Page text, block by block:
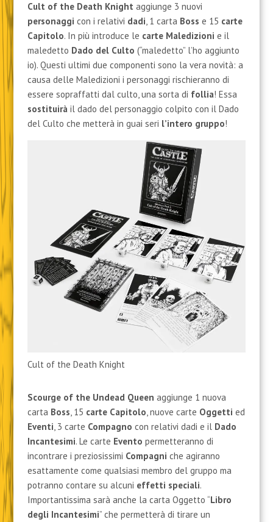
Cult of the Death Knight aggiunge 3 nuovi
personaggi con i relativi dadi, 1 carta Boss e 15 carte
Capitolo. In più introduce le carte Maledizioni e il
maledetto Dado del Culto (“maledetto” l’ho aggiunto
io). Questi ultimi due componenti sono la vera novità: a
causa delle Maledizioni i personaggi rischieranno di
essere sopraffatti dal culto, una sorta di follia! Essa
sostituiràil dado del personaggio colpito con il Dado
del Culto che metterà in guai seri l’intero gruppo!
Cult of the Death Knight
Scourge of the Undead Queen aggiunge 1 nuova
carta Boss , 15 carte Capitolo , nuove carte Oggetti ed
Eventi , 3 carte Compagno con relativi dadi e il Dado
Incantesimi. Le carte Evento permetteranno di
incontrare i preziosissimi Compagni che agiranno
esattamente come qualsiasi membro del gruppo ma
potranno contare su alcuni effetti speciali.
Importantissima sarà anche la carta Oggetto “Libro
degli Incantesimi” che permetterà di tirare un